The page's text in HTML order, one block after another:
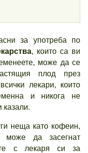
за употреба по
, които са ви
може да се
плод през
лекари, които
и никога не
казали.
неща като кофеин,
да засегнат
с лекаря си за